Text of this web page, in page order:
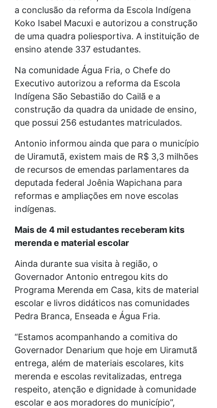
a conclusão da reforma da Escola Indígena
Koko Isabel Macuxi e autorizou a construção
de uma quadra poliesportiva. A instituição de
ensino atende 337 estudantes.
Na comunidade Água Fria, o Chefe do
Executivo autorizou a reforma da Escola
Indígena São Sebastião do Cailã e a
construção da quadra da unidade de ensino,
que possui 256 estudantes matriculados.
Antonio informou ainda que para o município
de Uiramutã, existem mais de R$ 3,3 milhões
de recursos de emendas parlamentares da
deputada federal Joênia Wapichana para
reformas e ampliações em nove escolas
indígenas.
Mais de 4 mil estudantes receberam kits
merenda e material escolar
Ainda durante sua visita à região, o
Governador Antonio entregou kits do
Programa Merenda em Casa, kits de material
escolar e livros didáticos nas comunidades
Pedra Branca, Enseada e Água Fria.
“Estamos acompanhando a comitiva do
Governador Denarium que hoje em Uiramutã
entrega, além de materiais escolares, kits
merenda e escolas revitalizadas, entrega
respeito, atenção e dignidade à comunidade
escolar e aos moradores do município”,